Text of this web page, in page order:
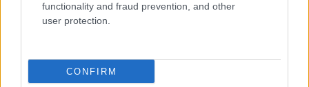
functionality and fraud prevention, and other
user protection.
CONFIRM
άνοιξε τις πύλες του σε όλους